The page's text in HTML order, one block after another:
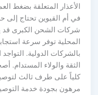
الأعذار المتعلقة بضغط
في أم القيوين تحتاج إلى
شركات الشحن الكبرى قد
المحلية توفر سرعة
بالشركات الدولية.
الثقة والولاء المستدام.
كلياً على طرف ثالث
مرهون بجودة خدمة